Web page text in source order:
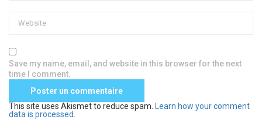
Save my name, email, and website in this browser for the next
time I comment.
This site uses Akismet to reduce spam.
Learn how your comment
data is processed